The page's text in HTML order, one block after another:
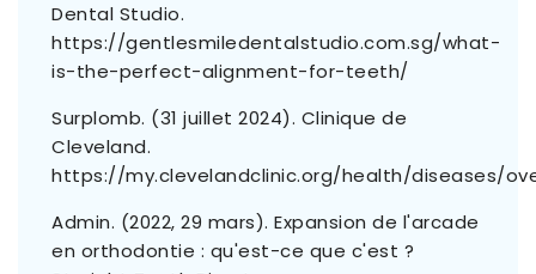
Dental Studio.
https://gentlesmiledentalstudio.com.sg/what-
is-the-perfect-alignment-for-teeth/
Surplomb. (31 juillet 2024). Clinique de
Cleveland.
https://my.clevelandclinic.org/health/diseases/
Admin. (2022, 29 mars). Expansion de l'arcade
en orthodontie : qu'est-ce que c'est ?